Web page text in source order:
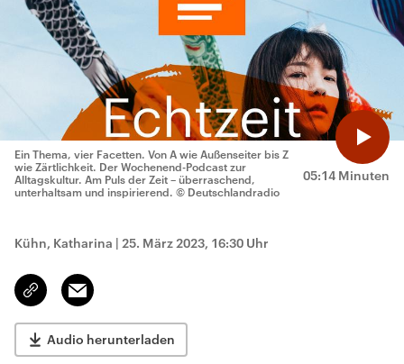
05:14 Minuten
Ein Thema, vier Facetten. Von A wie Außenseiter bis Z
wie Zärtlichkeit. Der Wochenend-Podcast zur
Alltagskultur. Am Puls der Zeit – überraschend,
unterhaltsam und inspirierend. © Deutschlandradio
Kühn, Katharina | 25. März 2023, 16:30 Uhr
Link
kopieren/teilen
Email
Audio herunterladen